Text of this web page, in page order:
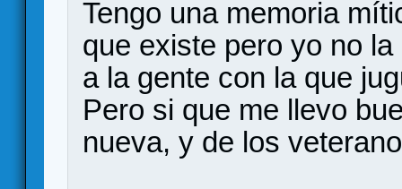
Tengo una memoria
que existe pero yo no
a la gente con la que
Pero si que me llevo
nueva, y de los